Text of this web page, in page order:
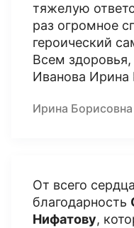
тяжелую
раз огромное
героический
Всем здоровья,
Иванова Ирина
Ирина
От всего
благодарность
Нифатову,